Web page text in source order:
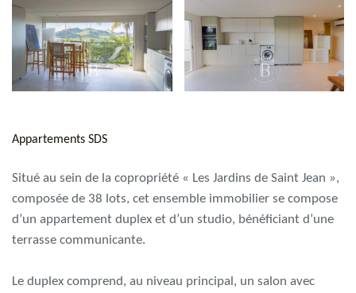
Appartements SDS
Situé au sein de la copropriété « Les Jardins de Saint Jean »,
composée de 38 lots, cet ensemble immobilier se compose
d’un appartement duplex et d’un studio, bénéficiant d’une
terrasse communicante.
Le duplex comprend, au niveau principal, un salon avec